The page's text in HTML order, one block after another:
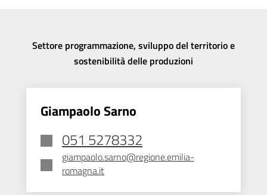
Settore programmazione, sviluppo del territorio e
sostenibilità delle produzioni
Giampaolo Sarno
051 5278332
giampaolo.sarno@regione.emilia-
romagna.it